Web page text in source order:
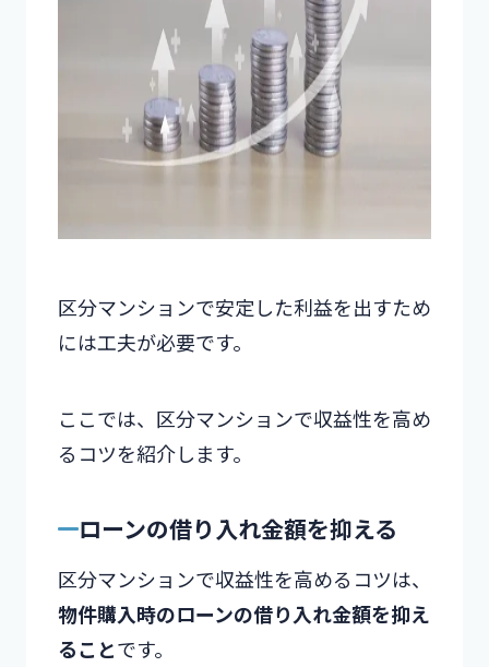
区分マンションで安定した利益を出すため
には工夫が必要です。
ここでは、区分マンションで収益性を高め
るコツを紹介します。
ローンの借り入れ金額を抑える
区分マンションで収益性を高めるコツは、
物件購入時のローンの借り入れ金額を抑え
ることです。